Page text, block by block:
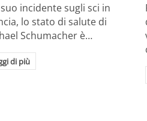
incidente sugli sci in
lo stato di salute di
Schumacher è…
di più